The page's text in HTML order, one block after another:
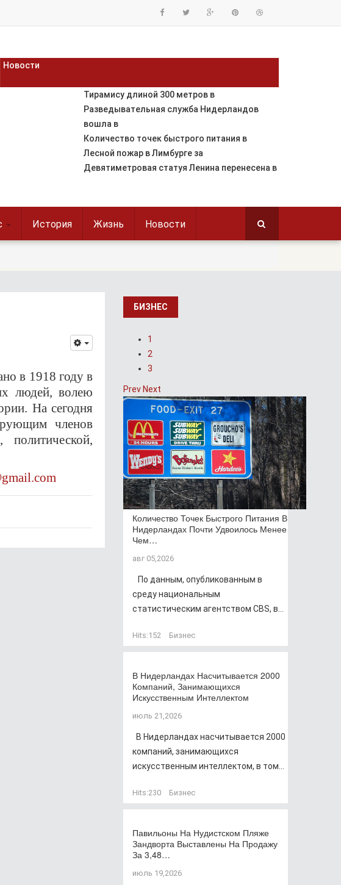
Новости
Тирамису длиной 300 метров в
Разведывательная служба Нидерландов
вошла в
Количество точек быстрого питания в
Лесной пожар в Лимбурге за
Девятиметровая статуя Ленина перенесена в
История Жизнь Новости
в 1918 году в
людей, волею
На сегодня
членов
БИЗНЕС
1
2
3
Prev Next
Количество Точек Быстрого Питания В
Нидерландах Почти Удвоилось Менее
Чем…
авг 05,2026
По данным, опубликованным в
среду национальным
статистическим агентством CBS, в...
Hits:152 Бизнес
В Нидерландах Насчитывается 2000
Компаний, Занимающихся
Искусственным Интеллектом
июль 21,2026
В Нидерландах насчитывается 2000
компаний, занимающихся
искусственным интеллектом, в том...
Hits:230 Бизнес
Павильоны На Нудистском Пляже
Зандворта Выставлены На Продажу
За 3,48…
июль 19,2026